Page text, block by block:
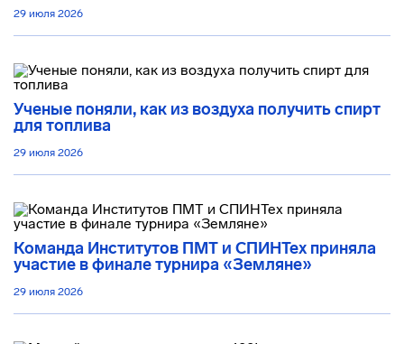
29 июля 2026
Ученые поняли, как из воздуха получить спирт
для топлива
29 июля 2026
Команда Институтов ПМТ и СПИНТех приняла
участие в финале турнира «Земляне»
29 июля 2026